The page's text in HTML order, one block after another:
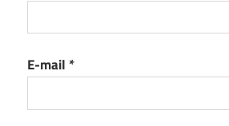
E-mail *